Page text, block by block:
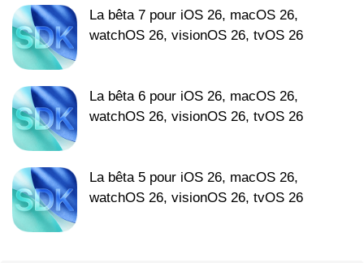
La bêta 7 pour iOS 26, macOS 26,
watchOS 26, visionOS 26, tvOS 26
La bêta 6 pour iOS 26, macOS 26,
watchOS 26, visionOS 26, tvOS 26
La bêta 5 pour iOS 26, macOS 26,
watchOS 26, visionOS 26, tvOS 26